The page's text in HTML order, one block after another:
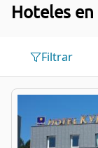
Hoteles en
Filtrar